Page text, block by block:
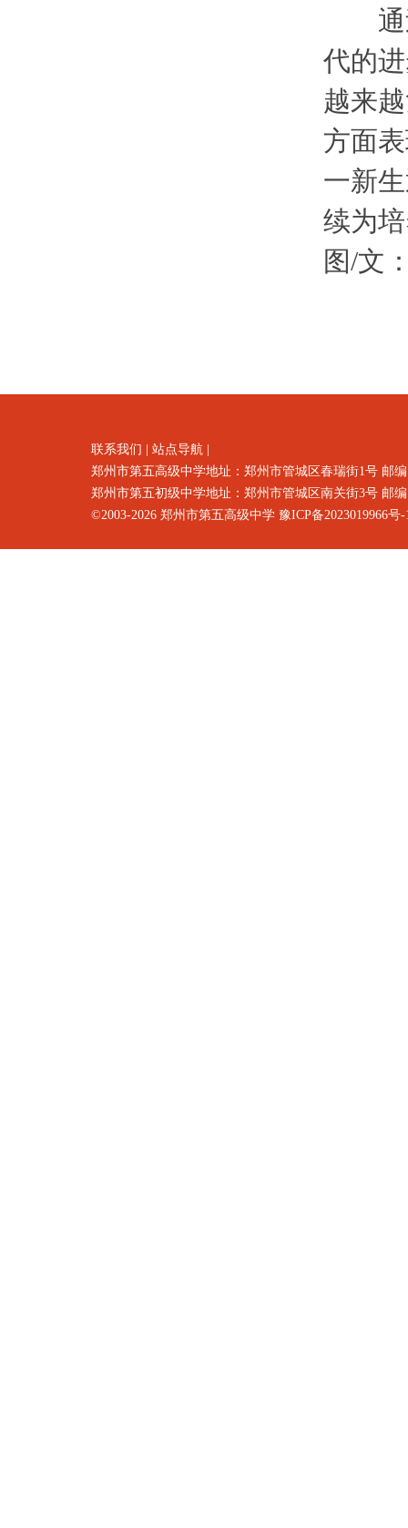
通过
代的
越来
方面
一新
续为
图/文
联系我们 站点导航
郑州市第五高级中学地址：郑州市管城区春瑞街1号 邮
郑州市第五初级中学地址：郑州市管城区南关街3号 邮
©2003-2026 郑州市第五高级中学 豫ICP备2023019966号-